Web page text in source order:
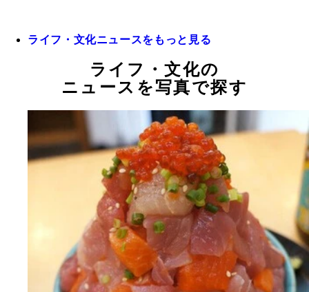
ライフ・文化ニュースをもっと見る
ライフ・文化の
ニュースを写真で探す